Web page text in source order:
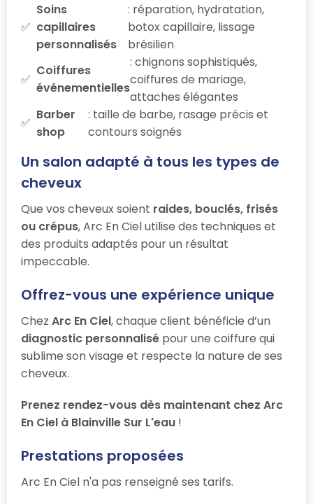
Soins
capillaires
personnalisés
: réparation, hydratation,
botox capillaire, lissage
brésilien
Coiffures
événementielles
: chignons sophistiqués,
coiffures de mariage,
attaches élégantes
Barber
shop
: taille de barbe, rasage précis et
contours soignés
Un salon adapté à tous les types de
cheveux
Que vos cheveux soient raides, bouclés, frisés
ou crépus, Arc En Ciel utilise des techniques et
des produits adaptés pour un résultat
impeccable.
Offrez-vous une expérience unique
Chez Arc En Ciel, chaque client bénéficie d’un
diagnostic personnalisé pour une coiffure qui
sublime son visage et respecte la nature de ses
cheveux.
Prenez rendez-vous dès maintenant chez Arc
En Ciel à Blainville Sur L'eau !
Prestations proposées
Arc En Ciel n'a pas renseigné ses tarifs.